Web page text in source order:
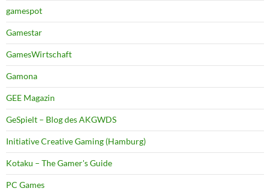
gamespot
Gamestar
GamesWirtschaft
Gamona
GEE Magazin
GeSpielt – Blog des AKGWDS
Initiative Creative Gaming (Hamburg)
Kotaku – The Gamer's Guide
PC Games